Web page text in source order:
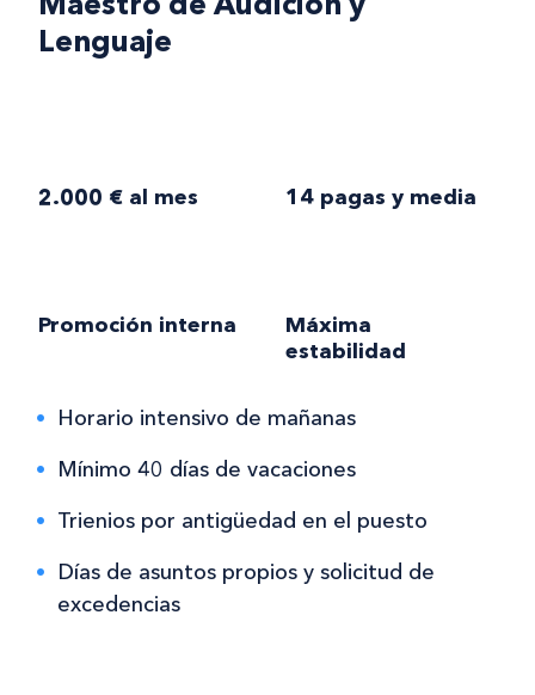
Lenguaje
2.000 € al mes 14 pagas y media
Promoción interna
Máxima
estabilidad
Horario intensivo de mañanas
Mínimo 40 días de vacaciones
Trienios por antigüedad en el puesto
Días de asuntos propios y solicitud de
excedencias